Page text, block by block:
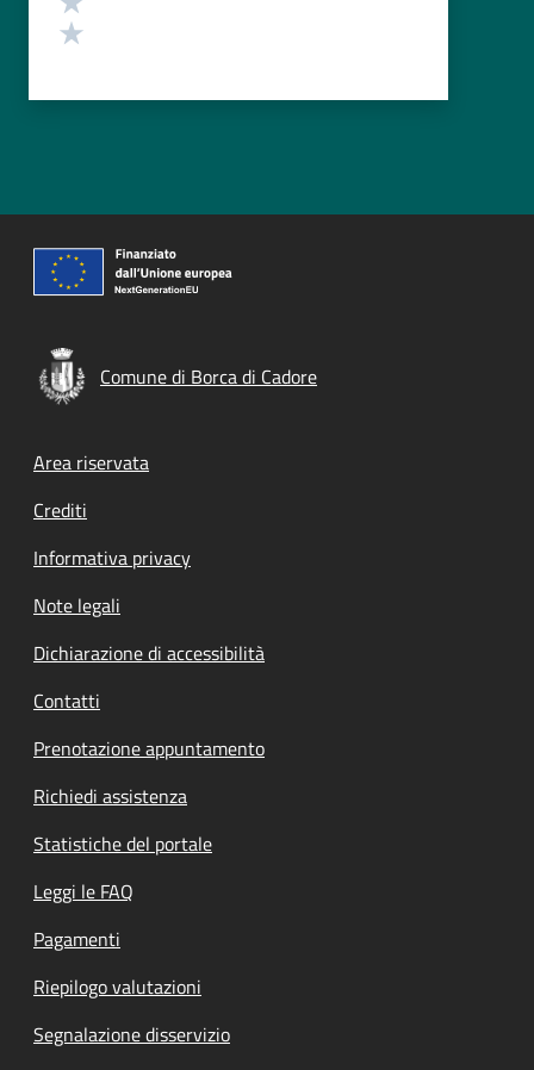
Comune di Borca di Cadore
Footer menu
Area riservata
Crediti
Informativa privacy
Note legali
Dichiarazione di accessibilità
Contatti
Prenotazione appuntamento
Richiedi assistenza
Statistiche del portale
Leggi le FAQ
Pagamenti
Riepilogo valutazioni
Segnalazione disservizio